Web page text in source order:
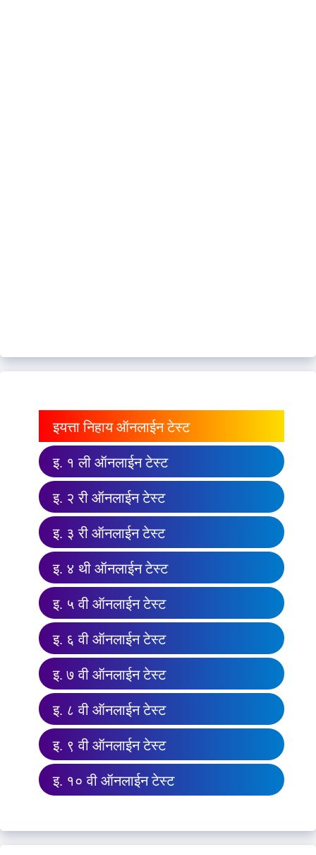
इयत्ता निहाय ऑनलाईन टेस्ट
इ. १ ली ऑनलाईन टेस्ट
इ. २ री ऑनलाईन टेस्ट
इ. ३ री ऑनलाईन टेस्ट
इ. ४ थी ऑनलाईन टेस्ट
इ. ५ वी ऑनलाईन टेस्ट
इ. ६ वी ऑनलाईन टेस्ट
इ. ७ वी ऑनलाईन टेस्ट
इ. ८ वी ऑनलाईन टेस्ट
इ. ९ वी ऑनलाईन टेस्ट
इ. १० वी ऑनलाईन टेस्ट